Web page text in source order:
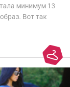
минимум 13
Вот так